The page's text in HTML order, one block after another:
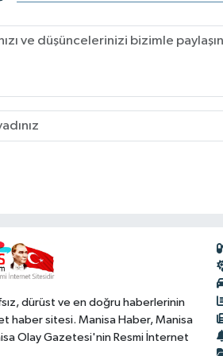
dürüst ve en doğru haberlerinin
haber sitesi. Manisa Haber, Manisa
Olay Gazetesi'nin Resmi İnternet